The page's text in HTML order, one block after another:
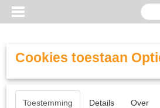
Cookies toestaan
Toestemming Details Over